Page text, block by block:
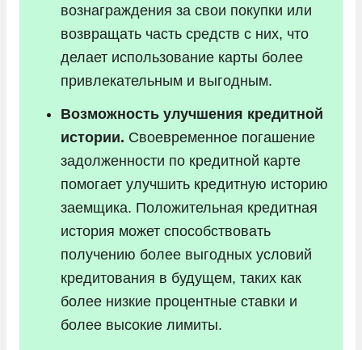
вознаграждения за свои покупки или
возвращать часть средств с них, что
делает использование карты более
привлекательным и выгодным.
Возможность улучшения кредитной
истории. Своевременное погашение
задолженности по кредитной карте
помогает улучшить кредитную историю
заемщика. Положительная кредитная
история может способствовать
получению более выгодных условий
кредитования в будущем, таких как
более низкие процентные ставки и
более высокие лимиты.